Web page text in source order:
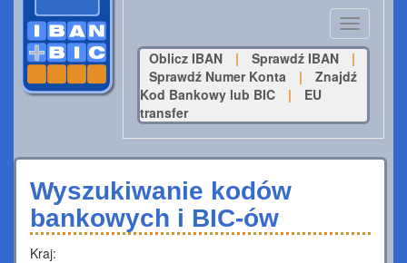
Toggle
navigation
Oblicz IBAN
| Sprawdź IBAN
|
Sprawdź Numer Konta
|
Znajdź
Kod Bankowy lub BIC
|
EU
transfer
Wyszukiwanie kodów
bankowych i BIC-ów
Kraj: